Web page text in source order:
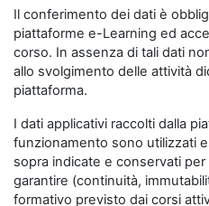
Il conferimento dei dati è
piattaforme e-Learning ed
corso. In assenza di tali dati
allo svolgimento delle attività
piattaforma.
I dati applicativi raccolti dalla
funzionamento sono utilizzati
sopra indicate e conservati
garantire (continuità,
formativo previsto dai corsi